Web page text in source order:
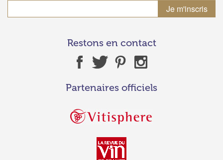
Restons en contact
Partenaires officiels